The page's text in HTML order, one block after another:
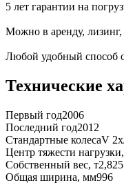
5 лет гарантии на
Можно в аренду, лизинг,
Любой удобный способ
Технические
Первый год2006
Последний год2012
Стандартные колесаV
Центр тяжести
Собственный вес, т2,825
Общая ширина, мм996